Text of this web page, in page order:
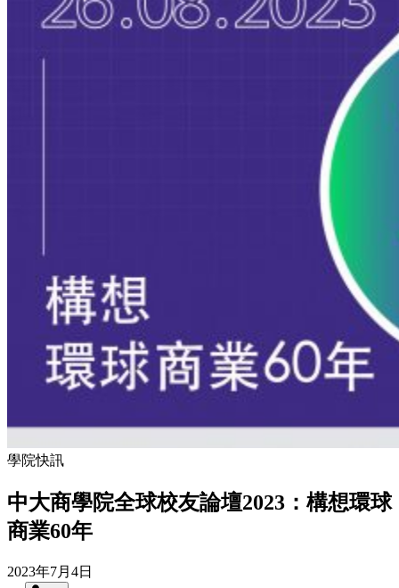
學院快訊
中大商學院全球校友論壇2023：構想環球
商業60年
2023年7月4日